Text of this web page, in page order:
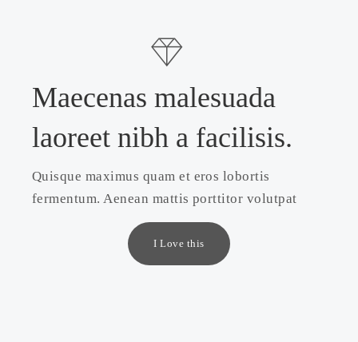
Maecenas malesuada
laoreet nibh a facilisis.
Quisque maximus quam et eros lobortis
fermentum. Aenean mattis porttitor volutpat
I Love this